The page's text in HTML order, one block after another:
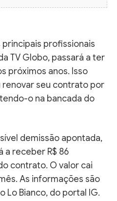
principais profissionais
TV Globo, passará a ter
próximos anos. Isso
seu contrato por
o na bancada do
demissão apontada,
a receber R$ 86
contrato. O valor cai
As informações são
Lo Bianco, do portal IG.